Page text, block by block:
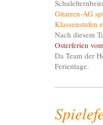
Gitarren-AG
Klassenstufen
Nach diesem
Osterferien
Da Team der
Ferientage.